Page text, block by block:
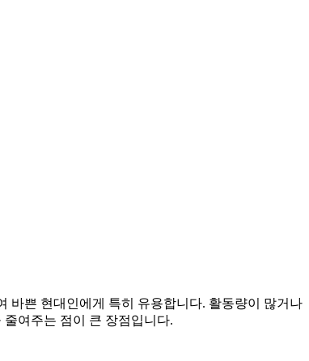
바쁜 현대인에게 특히 유용합니다. 활동량이 많거나
여주는 점이 큰 장점입니다.